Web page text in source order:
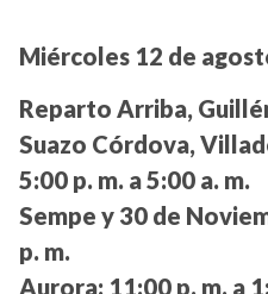
Miércoles 12 de
Reparto Arriba,
Suazo Córdova,
5:00 p. m. a 5:00 a. m.
Sempe y 30 de
p. m.
Aurora: 11:00 p. m. a